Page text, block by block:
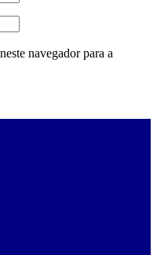
navegador para a